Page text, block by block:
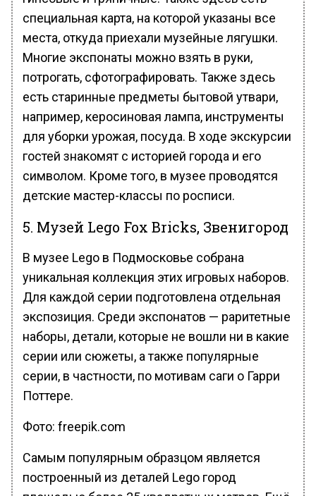
специальная карта, на которой указаны все
места, откуда приехали музейные лягушки.
Многие экспонаты можно взять в руки,
потрогать, сфотографировать. Также здесь
есть старинные предметы бытовой утвари,
например, керосиновая лампа, инструменты
для уборки урожая, посуда. В ходе экскурсии
гостей знакомят с историей города и его
символом. Кроме того, в музее проводятся
детские мастер-классы по росписи.
5. Музей Lego Fox Bricks, Звенигород
В музее Lego в Подмосковье собрана
уникальная коллекция этих игровых наборов.
Для каждой серии подготовлена отдельная
экспозиция. Среди экспонатов — раритетные
наборы, детали, которые не вошли ни в какие
серии или сюжеты, а также популярные
серии, в частности, по мотивам саги о Гарри
Поттере.
Фото: freepik.com
Самым популярным образцом является
построенный из деталей Lego город